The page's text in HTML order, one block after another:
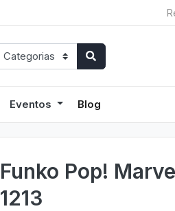
Eventos Blog
Funko Pop!
1213